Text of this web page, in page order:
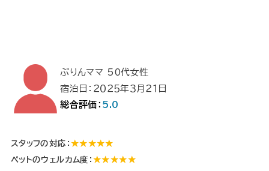
ぷりんママ 50代女性
宿泊日：２０２５年３月２１日
総合評価： 5.0
スタッフの対応： ★★★★★
ペットのウェルカム度：★★★★★